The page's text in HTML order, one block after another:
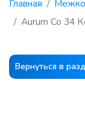
Главная
Aurum Co 34
Вернуться в